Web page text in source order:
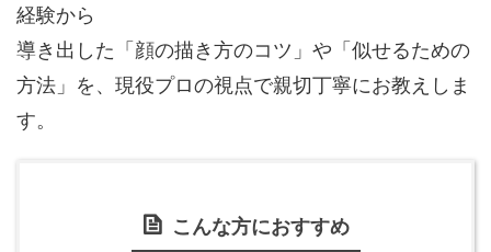
経験から
導き出した「顔の描き方のコツ」や「似せるための
方法」を、現役プロの視点で親切丁寧にお教えしま
す。
こんな方におすすめ